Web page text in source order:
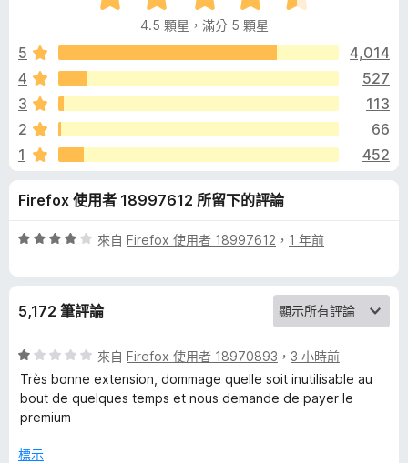
附
加
件
m
a
r
a
n
d
p
e
價
.
分
滿
5
4.5 顆星，滿分 5 顆星
5
4,014
4
527
3
113
2
66
1
452
Firefox 使用者 18997612 所留下的評論
評
，
分
5
分
來自 Firefox 使用者 18997612 ， 1 年前
5,172 筆評論
評
價
1
分
滿
來自 Firefox 使用者 18970893 ， 3 小時前
Très bonne extension, dommage quelle soit inutilisable au
bout de quelques temps et nous demande de payer le
premium
標示